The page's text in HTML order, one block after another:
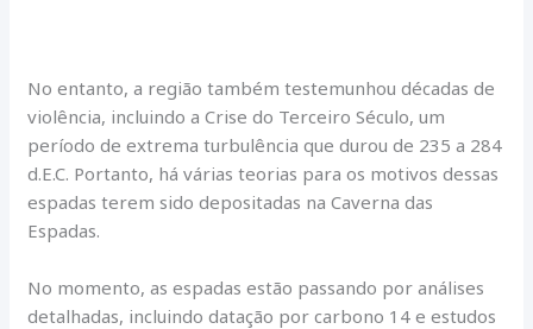
No entanto, a região também testemunhou décadas de
violência, incluindo a Crise do Terceiro Século, um
período de extrema turbulência que durou de 235 a 284
d.E.C. Portanto, há várias teorias para os motivos dessas
espadas terem sido depositadas na Caverna das
Espadas.
No momento, as espadas estão passando por análises
detalhadas, incluindo datação por carbono 14 e estudos